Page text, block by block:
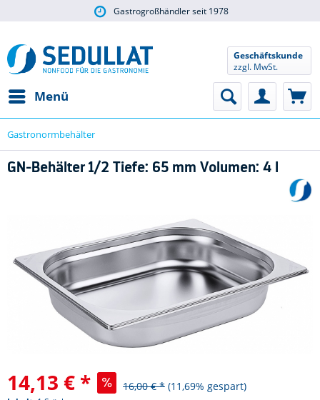
Gastrogroßhändler seit 1978
Menü
Geschäftskunde
zzgl. MwSt.
Gastronormbehälter
GN-Behälter 1/2 Tiefe: 65 mm Volumen: 4 l
14,13 € * 16,00 € * (11,69% gespart)